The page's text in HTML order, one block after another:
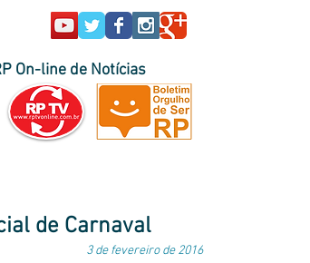
On-line de Notícias
de Carnaval
3 de fevereiro de 2016